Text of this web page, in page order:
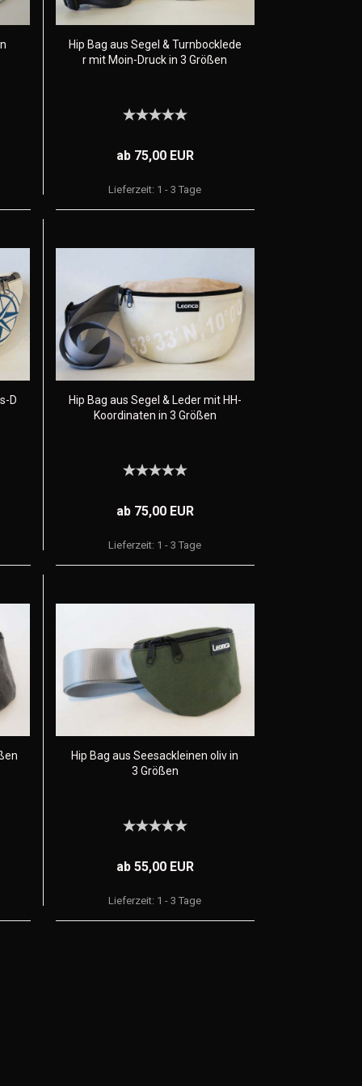
Hip Bag aus Segel & Turnbocklede
r mit Moin-Druck in 3 Größen
ab 75,00 EUR
Lieferzeit: 1 - 3 Tage
D
Hip Bag aus Segel & Leder mit HH-
Koordinaten in 3 Größen
ab 75,00 EUR
Lieferzeit: 1 - 3 Tage
Hip Bag aus Seesackleinen oliv in
3 Größen
ab 55,00 EUR
Lieferzeit: 1 - 3 Tage